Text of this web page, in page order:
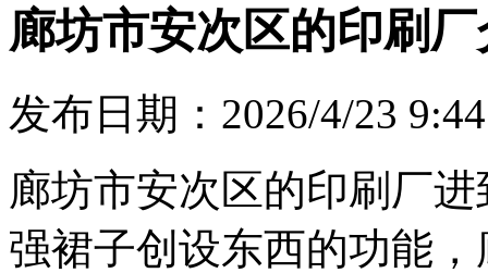
廊坊市安次区的印刷
发布日期：2026/4/23
廊坊市安次区的印刷厂
强裙子创设东西的功能